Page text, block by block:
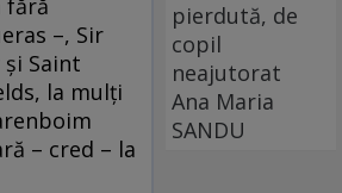
fără
–, Sir
Saint
la mulţi
– cred – la
pierdută, de
copil
neajutorat
Ana Maria
SANDU